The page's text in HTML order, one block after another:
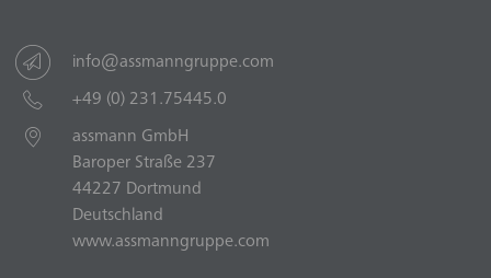
info@assmanngruppe.com
+49 (0) 231.75445.0
assmann GmbH
Baroper Straße 237
44227 Dortmund
Deutschland
www.assmanngruppe.com